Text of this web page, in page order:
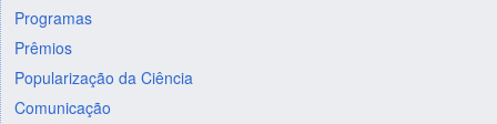
Programas
Prêmios
Popularização da Ciência
Comunicação